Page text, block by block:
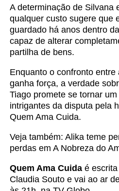
A determinação de Silvana
qualquer custo sugere que
guardado há anos dentro
capaz de alterar
partilha de bens.
Enquanto o confronto
ganha força, a verdade
Tiago promete se tornar
intrigantes da disputa pela
Quem Ama Cuida.
Veja também: Alika teme
perdas em A Nobreza do
Quem Ama Cuida é
Claudia Souto e vai ao ar